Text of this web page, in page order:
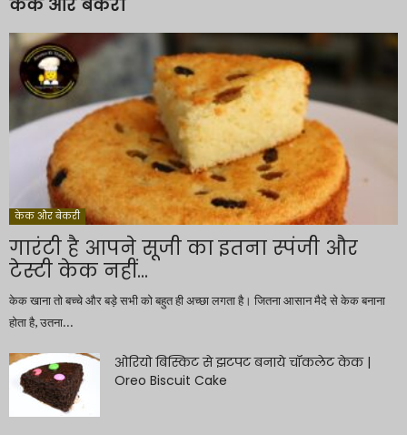
केक और बेकरी
केक और बेकरी
गारंटी है आपने सूजी का इतना स्पंजी और
टेस्टी केक नहीं...
केक खाना तो बच्चे और बड़े सभी को बहुत ही अच्छा लगता है। जितना आसान मैदे से केक बनाना
होता है, उतना...
ओरियो बिस्किट से झटपट बनाये चॉकलेट केक |
Oreo Biscuit Cake